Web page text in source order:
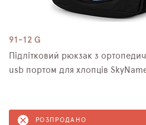
91-12 G
Підлітковий рюкзак з
usb портом для хлопців
РОЗПРОДАНО